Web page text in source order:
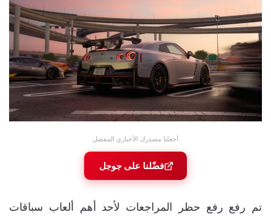
أجعلنا مصدرك الأخباري المفضل
فضّلنا على جوجل
تم رفع رفع حظر المراجعات لأحد أهم ألعاب سباقات